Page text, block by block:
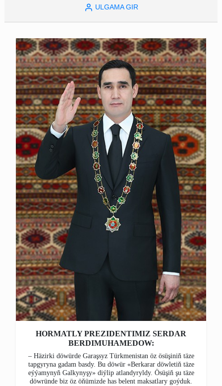
ULGAMA GIR
HORMATLY PREZIDENTIMIZ SERDAR
BERDIMUHAMEDOW:
– Häzirki döwürde Garaşsyz Türkmenistan öz ösüşiniň täze
tapgyryna gadam basdy. Bu döwür «Berkarar döwletiň täze
eýýamynyň Galkynyşy» diýlip atlandyryldy. Ösüşiň şu täze
döwründe biz öz öňümizde has belent maksatlary goýduk.